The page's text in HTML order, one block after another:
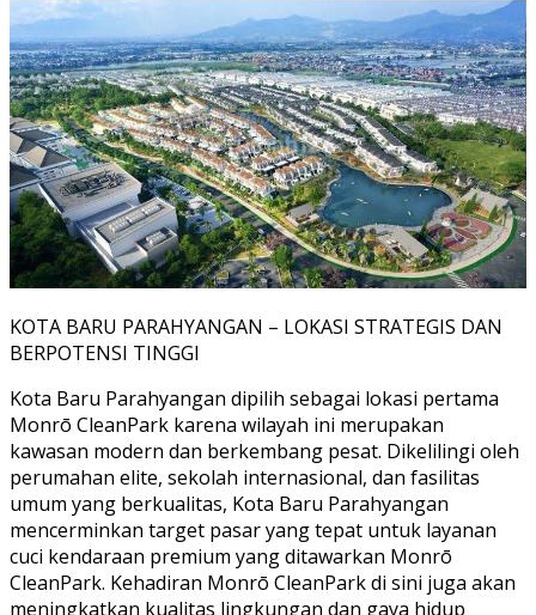
KOTA BARU PARAHYANGAN – LOKASI STRATEGIS DAN
BERPOTENSI TINGGI
Kota Baru Parahyangan dipilih sebagai lokasi pertama
Monrō CleanPark karena wilayah ini merupakan
kawasan modern dan berkembang pesat. Dikelilingi oleh
perumahan elite, sekolah internasional, dan fasilitas
umum yang berkualitas, Kota Baru Parahyangan
mencerminkan target pasar yang tepat untuk layanan
cuci kendaraan premium yang ditawarkan Monrō
CleanPark. Kehadiran Monrō CleanPark di sini juga akan
meningkatkan kualitas lingkungan dan gaya hidup